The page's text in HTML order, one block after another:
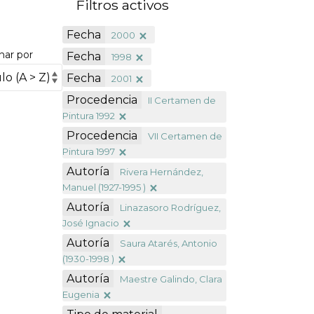
por
Filtros activos
Fecha 2000
Fecha 1998
Fecha 2001
Procedencia
II Certamen de
Pintura 1992
Procedencia
VII Certamen de
Pintura 1997
Autoría
Rivera Hernández,
Manuel (1927-1995 )
Autoría
Linazasoro Rodríguez,
José Ignacio
Autoría
Saura Atarés, Antonio
(1930-1998 )
Autoría
Maestre Galindo, Clara
Eugenia